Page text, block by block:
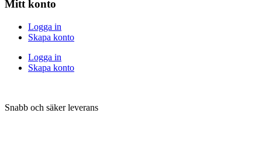
Mitt konto
Logga in
Skapa konto
Logga in
Skapa konto
Snabb och säker leverans